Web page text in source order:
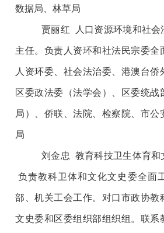
数据局、林草局
贾丽红 人口资源环境和社会
主任。负责人资环和社法民宗委全
人资环委、社会法治委、港澳台侨
区委政法委（法学会）、区委统战
局）、侨联、法院、检察院、市公
局
刘金忠 教育科技卫生体育和
负责教科卫体和文化文史委全面
部、机关工会工作。对口市政协教
文史委和区委组织部组织组。联系